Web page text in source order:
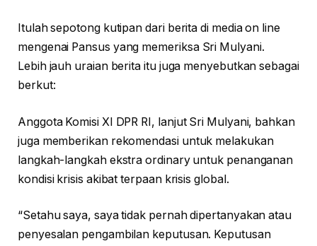
Itulah sepotong kutipan dari berita di media on line
mengenai Pansus yang memeriksa Sri Mulyani.
Lebih jauh uraian berita itu juga menyebutkan sebagai
berkut:
Anggota Komisi XI DPR RI, lanjut Sri Mulyani, bahkan
juga memberikan rekomendasi untuk melakukan
langkah-langkah ekstra ordinary untuk penanganan
kondisi krisis akibat terpaan krisis global.
“Setahu saya, saya tidak pernah dipertanyakan atau
penyesalan pengambilan keputusan. Keputusan